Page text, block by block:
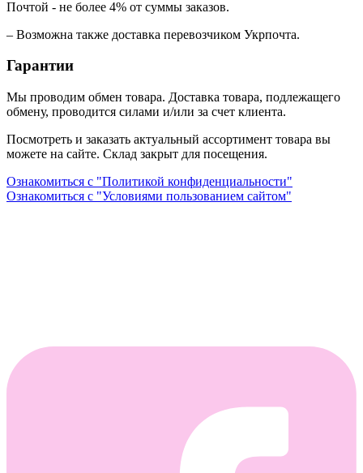
Почтой - не более 4% от суммы заказов.
– Возможна также доставка перевозчиком Укрпочта.
Гарантии
Мы проводим обмен товара. Доставка товара, подлежащего
обмену, проводится силами и/или за счет клиента.
Посмотреть и заказать актуальный ассортимент товара вы
можете на сайте. Склад закрыт для посещения.
Ознакомиться с "Политикой конфиденциальности"
Ознакомиться с "Условиями пользованием сайтом"